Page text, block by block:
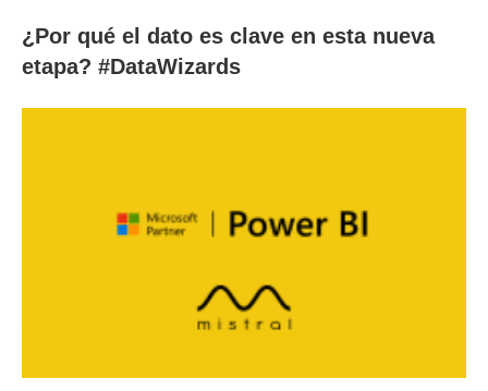
¿Por qué el dato es clave en esta nueva
etapa? #DataWizards